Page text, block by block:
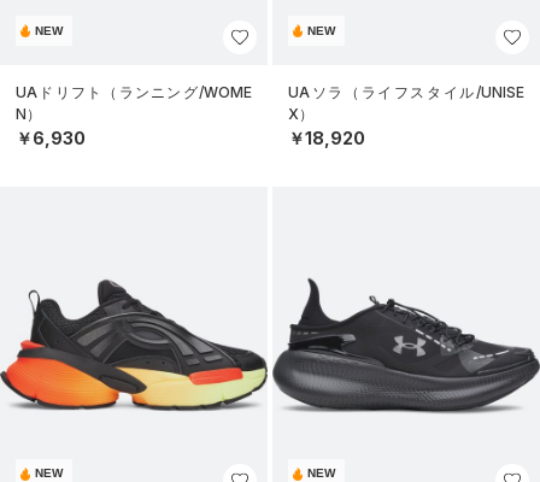
NEW
UAドリフト（ランニング/WOME
N）
￥6,930
NEW
UAソラ（ライフスタイル/UNISE
X）
￥18,920
NEW NEW